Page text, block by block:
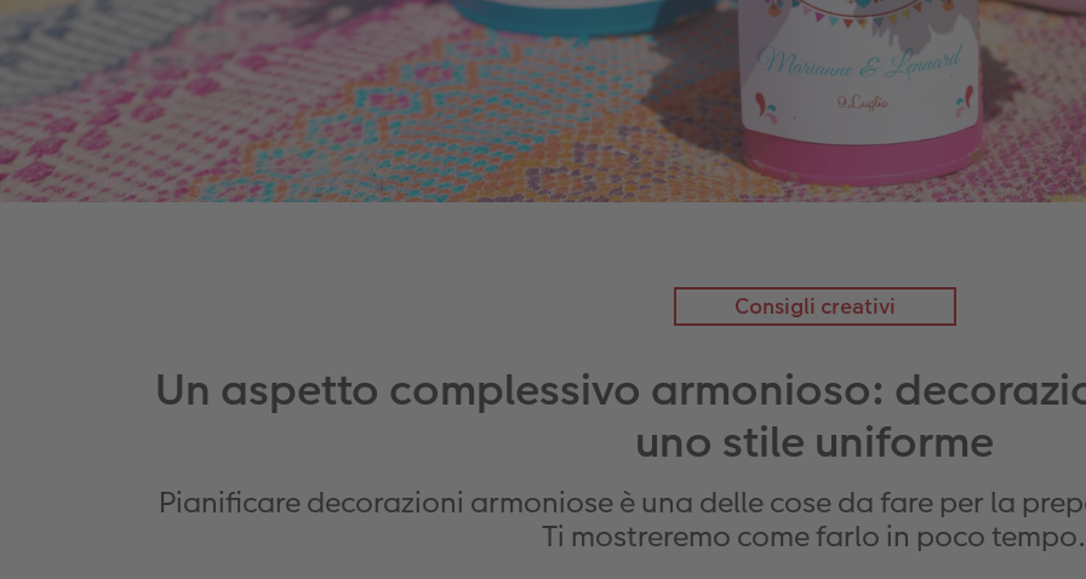
Consigli creativi
Un aspetto complessivo armonioso:
uno stile uniforme
Pianificare decorazioni armoniose è una delle cose da fare per la
Ti mostreremo come farlo in poco tempo.